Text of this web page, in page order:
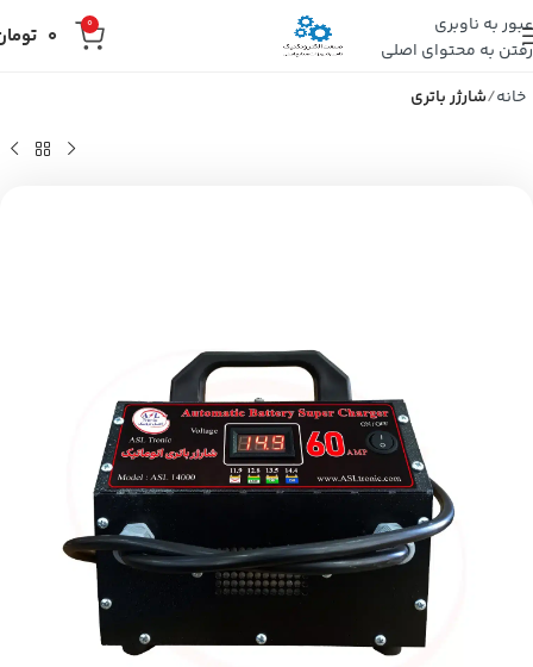
عبور به ناوبری
رفتن به محتوای اصلی
0
0
خانه شارژر باتری